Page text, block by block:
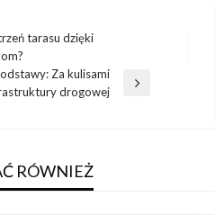
tarasu dzięki
Za kulisami
drogowej
RÓWNIEŻ